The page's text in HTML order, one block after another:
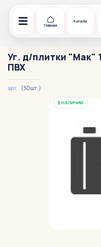
Главная
Каталог
Уг. д/плитки "Мак"
ПВХ
арт. (50шт.)
В НАЛИЧИИ